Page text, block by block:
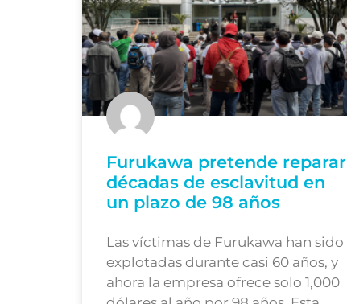
Furukawa pretende reparar
décadas de esclavitud en
un plazo de 98 años
Las víctimas de Furukawa han sido
explotadas durante casi 60 años, y
ahora la empresa ofrece solo 1,000